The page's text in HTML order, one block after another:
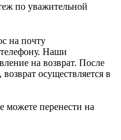
по уважительной
на почту
Наши
на возврат. После
осуществляется в
перенести на